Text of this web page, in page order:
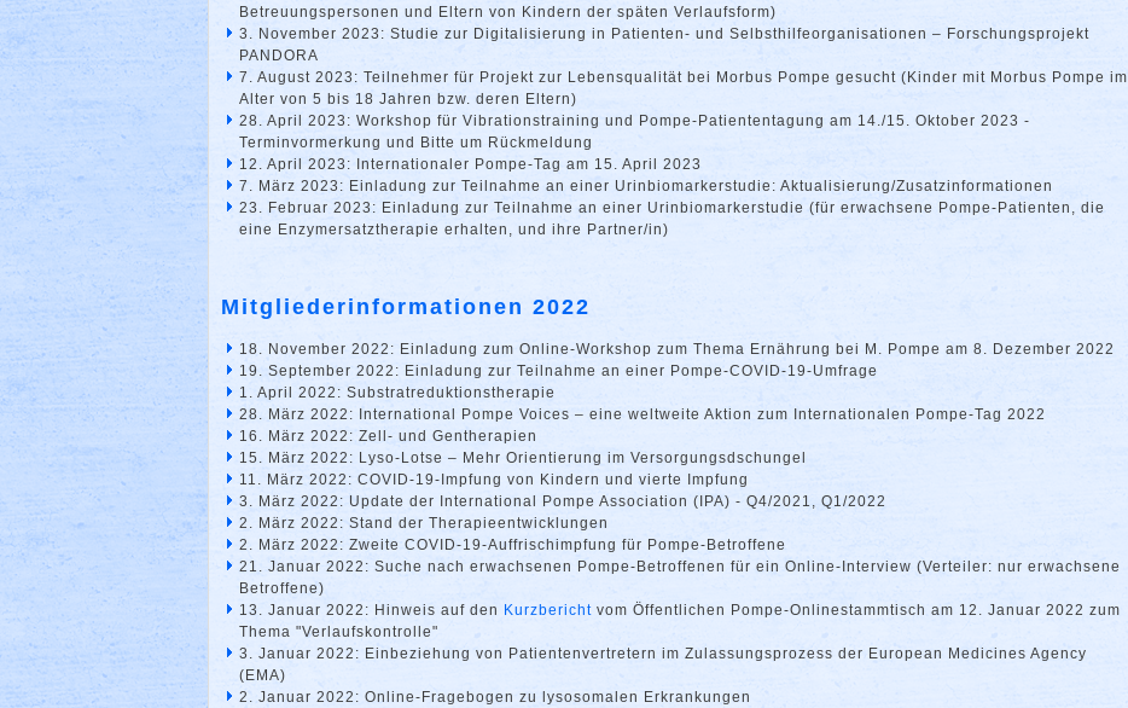
Betreuungspersonen und Eltern von Kindern der späten Verlaufsform)
3. November 2023: Studie zur Digitalisierung in Patienten- und Selbsthilfeorganisationen – Forschungsprojekt
PANDORA
7. August 2023: Teilnehmer für Projekt zur Lebensqualität bei Morbus Pompe gesucht (Kinder mit Morbus Pompe im
Alter von 5 bis 18 Jahren bzw. deren Eltern)
28. April 2023: Workshop für Vibrationstraining und Pompe-Patiententagung am 14./15. Oktober 2023 -
Terminvormerkung und Bitte um Rückmeldung
12. April 2023: Internationaler Pompe-Tag am 15. April 2023
7. März 2023: Einladung zur Teilnahme an einer Urinbiomarkerstudie: Aktualisierung/Zusatzinformationen
23. Februar 2023: Einladung zur Teilnahme an einer Urinbiomarkerstudie (für erwachsene Pompe-Patienten, die
eine Enzymersatztherapie erhalten, und ihre Partner/in)
Mitgliederinformationen 2022
18. November 2022: Einladung zum Online-Workshop zum Thema Ernährung bei M. Pompe am 8. Dezember 2022
19. September 2022: Einladung zur Teilnahme an einer Pompe-COVID-19-Umfrage
1. April 2022: Substratreduktionstherapie
28. März 2022: International Pompe Voices – eine weltweite Aktion zum Internationalen Pompe-Tag 2022
16. März 2022: Zell- und Gentherapien
15. März 2022: Lyso-Lotse – Mehr Orientierung im Versorgungsdschungel
11. März 2022: COVID-19-Impfung von Kindern und vierte Impfung
3. März 2022: Update der International Pompe Association (IPA) - Q4/2021, Q1/2022
2. März 2022: Stand der Therapieentwicklungen
2. März 2022: Zweite COVID-19-Auffrischimpfung für Pompe-Betroffene
21. Januar 2022: Suche nach erwachsenen Pompe-Betroffenen für ein Online-Interview (Verteiler: nur erwachsene
Betroffene)
13. Januar 2022: Hinweis auf den Kurzbericht vom Öffentlichen Pompe-Onlinestammtisch am 12. Januar 2022 zum
Thema "Verlaufskontrolle"
3. Januar 2022: Einbeziehung von Patientenvertretern im Zulassungsprozess der European Medicines Agency
(EMA)
2. Januar 2022: Online-Fragebogen zu lysosomalen Erkrankungen